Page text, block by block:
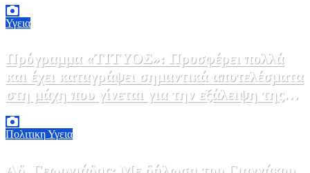
Υγεια
Πρόγραμμα «ΤΙΤΥΟΣ»: Προσφέρει πολλά
και έχει καταγράψει σημαντικά αποτελέσματα
στη μάχη που γίνεται για την εξάλειψη της
ηπατίτιδας C
ΠολιτικηΥγεια